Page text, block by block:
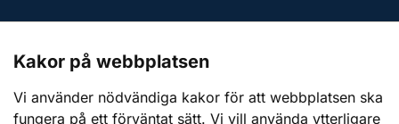
Webbplatsen
Kakor på webbplatsen
Vi använder nödvändiga kakor för att webbplatsen ska
fungera på ett förväntat sätt. Vi vill använda ytterligare